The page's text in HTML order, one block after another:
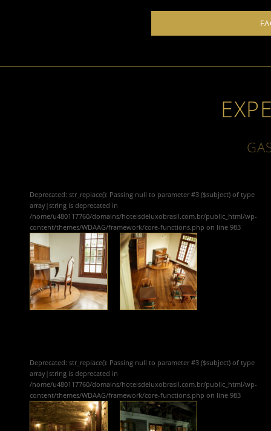
Deprecated: str_replace(): Passing null to parameter #3 ($subject) of type
array|string is deprecated in
/home/u480117760/domains/hoteisdeluxobrasil.com.br/public_html/wp-
content/themes/WDAAG/framework/core-functions.php on line 983
Deprecated: str_replace(): Passing null to parameter #3 ($subject) of type
array|string is deprecated in
/home/u480117760/domains/hoteisdeluxobrasil.com.br/public_html/wp-
content/themes/WDAAG/framework/core-functions.php on line 983